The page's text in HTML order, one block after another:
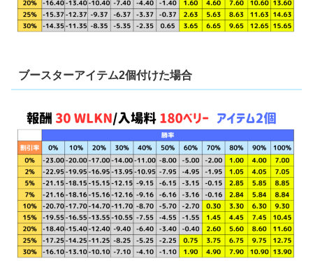
ブースターアイテム2個付けた場合